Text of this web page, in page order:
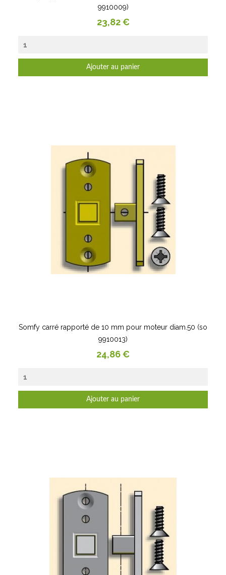
9910009)
Prix
23,82 €
Ajouter au panier
Somfy carré rapporté de 10 mm pour moteur diam.50 (so
9910013)
Prix
24,86 €
Ajouter au panier